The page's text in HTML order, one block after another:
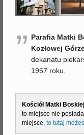
” Parafia Matki
Kozłowej
dekanatu
1957 roku.
Kościół Matki
to miejsce nie
miejsce, to tutaj